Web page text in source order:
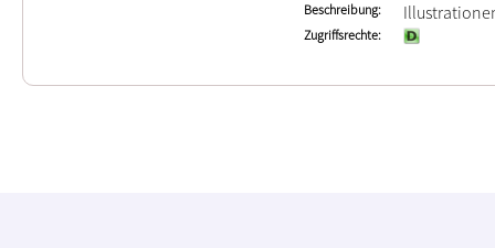
Beschreibung
Zugriffsrechte